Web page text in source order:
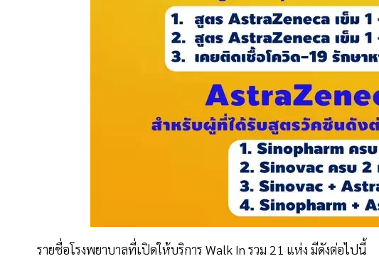
รายชื่อโรงพยาบาลที่เปิดให้บริการ Walk In รวม 21 แห่ง มีดังต่อไปนี้